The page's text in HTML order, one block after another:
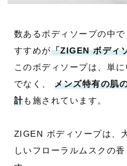
数あるボディソープの中
すすめが「ZIGEN ボディ
このボディソープは、単
でなく、 メンズ特有の肌
計も施されています。
ZIGEN ボディソープは、
しいフローラルムスクの